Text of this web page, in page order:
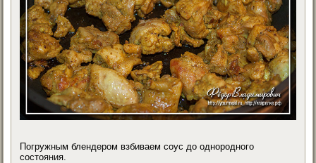
Погружным блендером взбиваем соус до однородного
состояния.